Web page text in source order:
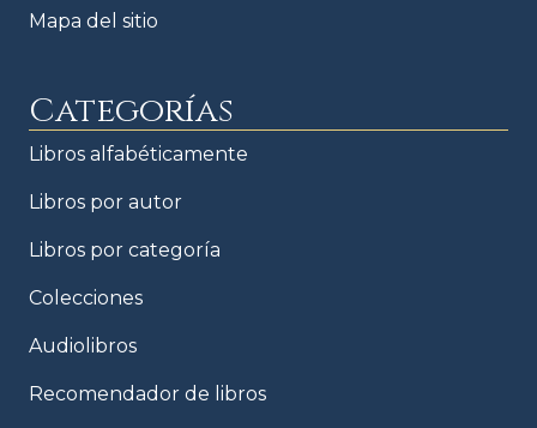
Mapa del sitio
Categorías
Libros alfabéticamente
Libros por autor
Libros por categoría
Colecciones
Audiolibros
Recomendador de libros